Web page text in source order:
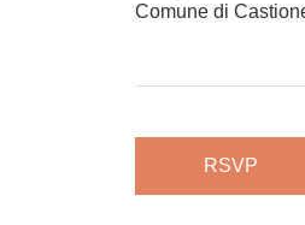
Comune di
RSVP